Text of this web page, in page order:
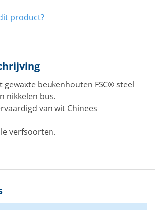
product?
gewaxte beukenhouten FSC® steel
nikkelen bus.
van wit Chinees
verfsoorten.